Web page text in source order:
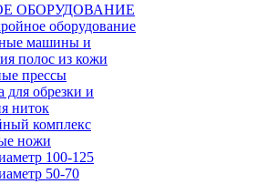
ОБОРУДОВАНИЕ
оборудование
машины и
полос из кожи
прессы
обрезки и
ниток
комплекс
ножи
100-125
50-70